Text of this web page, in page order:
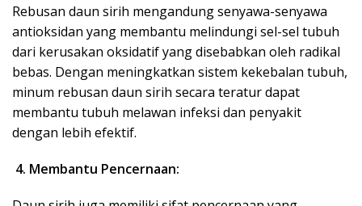
Rebusan daun sirih mengandung senyawa-senyawa
antioksidan yang membantu melindungi sel-sel tubuh
dari kerusakan oksidatif yang disebabkan oleh radikal
bebas. Dengan meningkatkan sistem kekebalan tubuh,
minum rebusan daun sirih secara teratur dapat
membantu tubuh melawan infeksi dan penyakit
dengan lebih efektif.
4. Membantu Pencernaan: